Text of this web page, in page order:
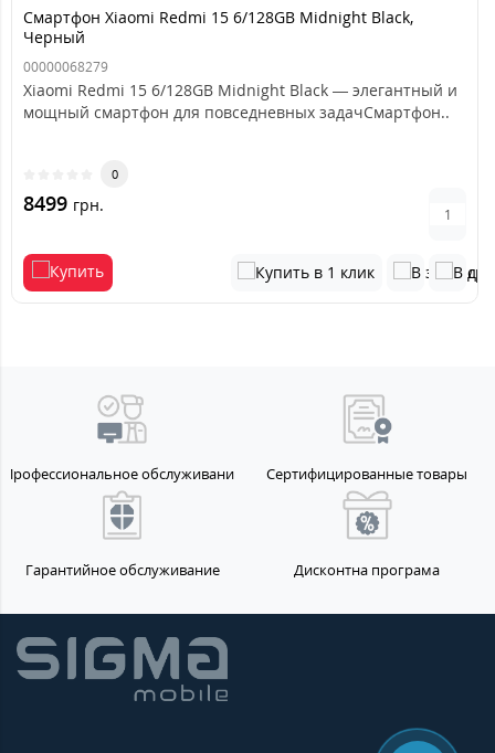
Смартфон Xiaomi Redmi 15 6/128GB Midnight Black,
Черный
00000068279
Xiaomi Redmi 15 6/128GB Midnight Black — элегантный и
мощный смартфон для повседневных задачСмартфон..
0
8499 грн.
Профессиональное обслуживание Сертифицированные товары
Гарантийное обслуживание Дисконтна програма